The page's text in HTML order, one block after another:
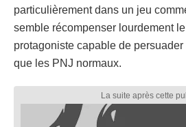
particulièrement dans un jeu
semble récompenser lourdement
protagoniste capable de
que les PNJ normaux.